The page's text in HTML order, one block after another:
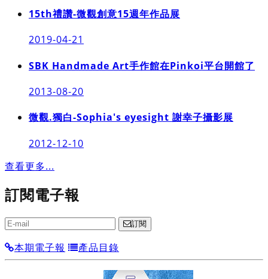
15th禮讚-微觀創意15週年作品展
2019-04-21
SBK Handmade Art手作館在Pinkoi平台開館了
2013-08-20
微觀.獨白-Sophia's eyesight 謝幸子攝影展
2012-12-10
查看更多...
訂閱電子報
訂閱
本期電子報 產品目錄